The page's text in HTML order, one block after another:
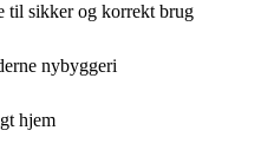
til sikker og korrekt brug
nybyggeri
hjem